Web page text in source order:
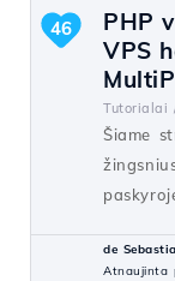
PHP
VPS
Tutorialai
Šiame
46
de
Atnaujinta